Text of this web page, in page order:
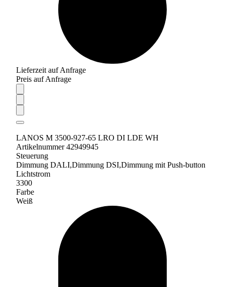
Lieferzeit auf Anfrage
Preis auf Anfrage
LANOS M 3500-927-65 LRO DI LDE WH
Artikelnummer 42949945
Steuerung
Dimmung DALI,Dimmung DSI,Dimmung mit Push-button
Lichtstrom
3300
Farbe
Weiß